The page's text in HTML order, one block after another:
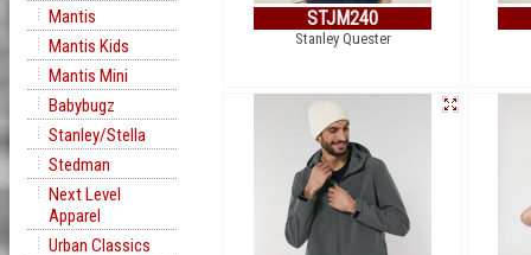
Mantis
Mantis Kids
Mantis Mini
Babybugz
Stanley/Stella
Stedman
Next Level
Apparel
Urban Classics
STJM240
Stanley Quester